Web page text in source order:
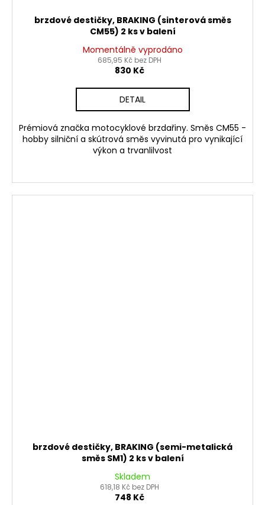
brzdové destičky, BRAKING (sinterová směs
CM55) 2 ks v balení
Momentálně vyprodáno
685,95 Kč bez DPH
830 Kč
DETAIL
Prémiová značka motocyklové brzdařiny. Směs CM55 -
hobby silniční a skútrová směs vyvinutá pro vynikající
výkon a trvanlilvost
brzdové destičky, BRAKING (semi-metalická
směs SM1) 2 ks v balení
Skladem
618,18 Kč bez DPH
748 Kč